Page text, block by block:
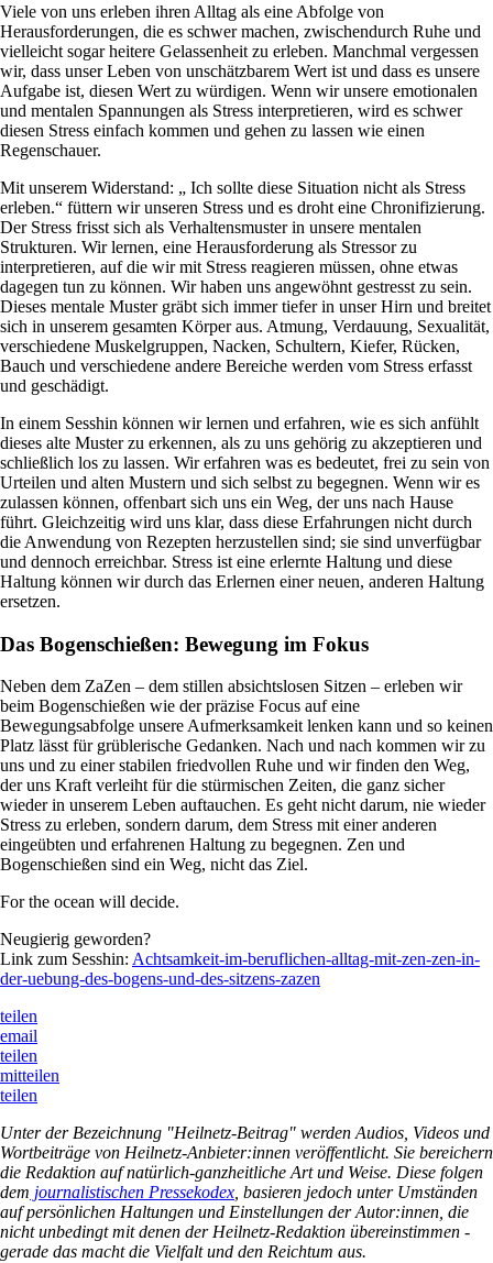
Viele von uns erleben ihren Alltag als eine Abfolge von
Herausforderungen, die es schwer machen, zwischendurch Ruhe und
vielleicht sogar heitere Gelassenheit zu erleben. Manchmal vergessen
wir, dass unser Leben von unschätzbarem Wert ist und dass es unsere
Aufgabe ist, diesen Wert zu würdigen. Wenn wir unsere emotionalen
und mentalen Spannungen als Stress interpretieren, wird es schwer
diesen Stress einfach kommen und gehen zu lassen wie einen
Regenschauer.
Mit unserem Widerstand: „ Ich sollte diese Situation nicht als Stress
erleben.“ füttern wir unseren Stress und es droht eine Chronifizierung.
Der Stress frisst sich als Verhaltensmuster in unsere mentalen
Strukturen. Wir lernen, eine Herausforderung als Stressor zu
interpretieren, auf die wir mit Stress reagieren müssen, ohne etwas
dagegen tun zu können. Wir haben uns angewöhnt gestresst zu sein.
Dieses mentale Muster gräbt sich immer tiefer in unser Hirn und breitet
sich in unserem gesamten Körper aus. Atmung, Verdauung, Sexualität,
verschiedene Muskelgruppen, Nacken, Schultern, Kiefer, Rücken,
Bauch und verschiedene andere Bereiche werden vom Stress erfasst
und geschädigt.
In einem Sesshin können wir lernen und erfahren, wie es sich anfühlt
dieses alte Muster zu erkennen, als zu uns gehörig zu akzeptieren und
schließlich los zu lassen. Wir erfahren was es bedeutet, frei zu sein von
Urteilen und alten Mustern und sich selbst zu begegnen. Wenn wir es
zulassen können, offenbart sich uns ein Weg, der uns nach Hause
führt. Gleichzeitig wird uns klar, dass diese Erfahrungen nicht durch
die Anwendung von Rezepten herzustellen sind; sie sind unverfügbar
und dennoch erreichbar. Stress ist eine erlernte Haltung und diese
Haltung können wir durch das Erlernen einer neuen, anderen Haltung
ersetzen.
Das Bogenschießen: Bewegung im Fokus
Neben dem ZaZen – dem stillen absichtslosen Sitzen – erleben wir
beim Bogenschießen wie der präzise Focus auf eine
Bewegungsabfolge unsere Aufmerksamkeit lenken kann und so keinen
Platz lässt für grüblerische Gedanken. Nach und nach kommen wir zu
uns und zu einer stabilen friedvollen Ruhe und wir finden den Weg,
der uns Kraft verleiht für die stürmischen Zeiten, die ganz sicher
wieder in unserem Leben auftauchen. Es geht nicht darum, nie wieder
Stress zu erleben, sondern darum, dem Stress mit einer anderen
eingeübten und erfahrenen Haltung zu begegnen. Zen und
Bogenschießen sind ein Weg, nicht das Ziel.
For the ocean will decide.
Neugierig geworden?
Link zum Sesshin: Achtsamkeit-im-beruflichen-alltag-mit-zen-zen-in-
der-uebung-des-bogens-und-des-sitzens-zazen
teilen
email
teilen
mitteilen
teilen
Unter der Bezeichnung "Heilnetz-Beitrag" werden Audios, Videos und
Wortbeiträge von Heilnetz-Anbieter:innen veröffentlicht. Sie bereichern
die Redaktion auf natürlich-ganzheitliche Art und Weise. Diese folgen
dem journalistischen Pressekodex , basieren jedoch unter Umständen
auf persönlichen Haltungen und Einstellungen der Autor:innen, die
nicht unbedingt mit denen der Heilnetz-Redaktion übereinstimmen -
gerade das macht die Vielfalt und den Reichtum aus.